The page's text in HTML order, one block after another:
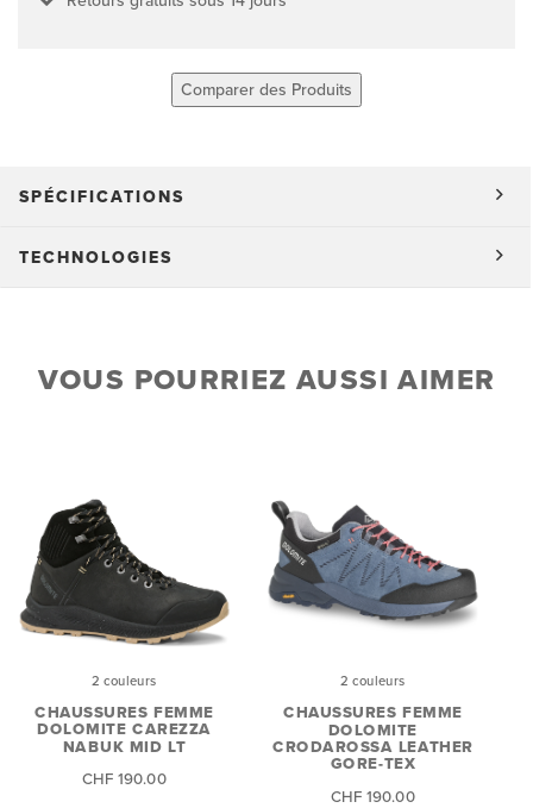
Comparer des Produits
SPÉCIFICATIONS
TECHNOLOGIES
VOUS POURRIEZ AUSSI AIMER
2 couleurs
CHAUSSURES FEMME
DOLOMITE CAREZZA
NABUK MID LT
CHF 190.00
2 couleurs
CHAUSSURES FEMME
DOLOMITE
CRODAROSSA LEATHER
GORE-TEX
CHF 190.00